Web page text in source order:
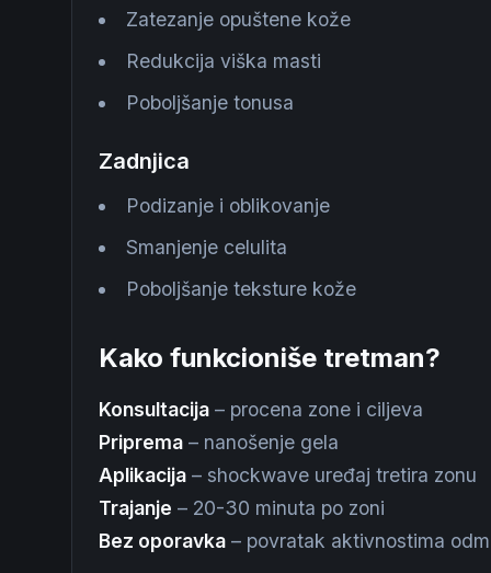
Zatezanje opuštene kože
Redukcija viška masti
Poboljšanje tonusa
Zadnjica
Podizanje i oblikovanje
Smanjenje celulita
Poboljšanje teksture kože
Kako funkcioniše tretman?
Konsultacija – procena zone i ciljeva
Priprema – nanošenje gela
Aplikacija – shockwave uređaj tretira zonu
Trajanje – 20-30 minuta po zoni
Bez oporavka – povratak aktivnostima